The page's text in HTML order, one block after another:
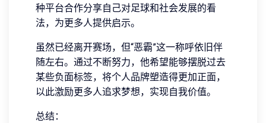
种平台合作分享自己对足球和社会发展的看
法，为更多人提供启示。
虽然已经离开赛场，但“恶霸”这一称呼依旧伴
随左右。通过不断努力，他希望能够摆脱过去
某些负面标签，将个人品牌塑造得更加正面，
以此激励更多人追求梦想，实现自我价值。
总结：